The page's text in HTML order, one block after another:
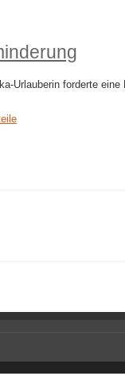
Urlauberin forderte